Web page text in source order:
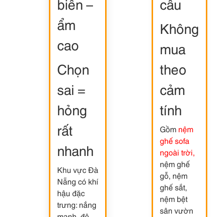
ẩm
cao
Chọn
sai =
hỏng
rất
nhanh
Khu vực Đà
Nẵng có khí
hậu đặc
trưng: nắng
Không
mua
theo
cảm
tính
Gồm nệm
ghế sofa
ngoài trời,
nệm ghế
gỗ, nệm
ghế sắt,
nệm bệt
sân vườn